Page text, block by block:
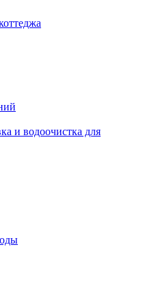
и водоочистка для